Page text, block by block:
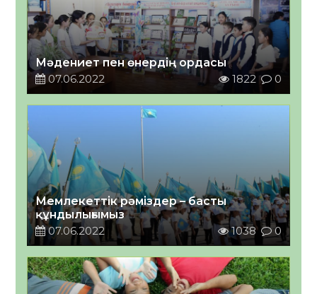
Мәдениет пен өнердің ордасы
07.06.2022
1822 0
Мемлекеттік рәміздер – басты
құндылығымыз
07.06.2022
1038 0